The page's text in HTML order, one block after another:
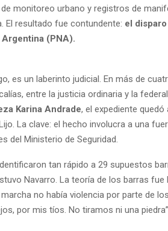
monitoreo urbano y registros de
El resultado fue contundente: el
Argentina (PNA).
es un laberinto judicial. En más de
entre la justicia ordinaria y la
Karina Andrade, el expediente
La clave: el hecho involucra a una
del Ministerio de Seguridad.
tan rápido a 29 supuestos
Navarro. La teoría de los barras
no había violencia por parte de
por mis tíos. No tiramos ni una